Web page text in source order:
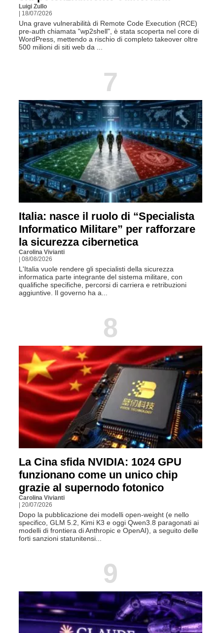
Luigi Zullo
| 18/07/2026
Una grave vulnerabilità di Remote Code Execution (RCE)
pre-auth chiamata "wp2shell", è stata scoperta nel core di
WordPress, mettendo a rischio di completo takeover oltre
500 milioni di siti web da ...
7
Italia: nasce il ruolo di “Specialista
Informatico Militare” per rafforzare
la sicurezza cibernetica
Carolina Vivianti
| 08/08/2026
L'Italia vuole rendere gli specialisti della sicurezza
informatica parte integrante del sistema militare, con
qualifiche specifiche, percorsi di carriera e retribuzioni
aggiuntive. Il governo ha a...
8
La Cina sfida NVIDIA: 1024 GPU
funzionano come un unico chip
grazie al supernodo fotonico
Carolina Vivianti
| 20/07/2026
Dopo la pubblicazione dei modelli open-weight (e nello
specifico, GLM 5.2, Kimi K3 e oggi Qwen3.8 paragonati ai
modelli di frontiera di Anthropic e OpenAI), a seguito delle
forti sanzioni statunitensi...
9